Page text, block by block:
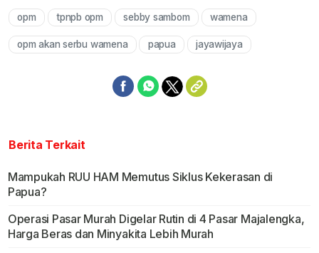
opm tpnpb opm sebby sambom wamena
opm akan serbu wamena papua jayawijaya
Berita Terkait
Mampukah RUU HAM Memutus Siklus Kekerasan di
Papua?
Operasi Pasar Murah Digelar Rutin di 4 Pasar Majalengka,
Harga Beras dan Minyakita Lebih Murah